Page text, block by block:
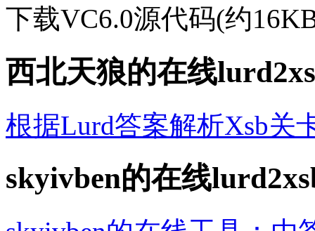
下载VC6.0源代码(约
西北天狼的在线
根据Lurd答案解析Xsb关
skyivben的在线